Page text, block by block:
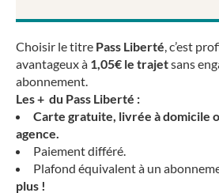
Choisir le titre Pass Liberté, c’est
avantageux à 1,05€ le trajetsans
abonnement.
Les + du Pass Liberté :
Carte gratuite, livrée à domicile
agence.
Paiement différé.
Plafond équivalent à un
plus !